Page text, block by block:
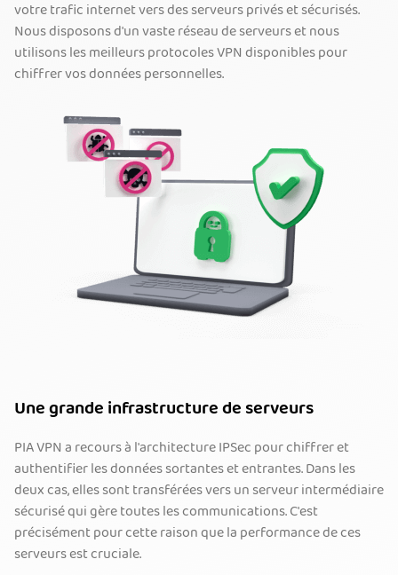
votre trafic internet vers des serveurs privés et sécurisés.
Nous disposons d'un vaste réseau de serveurs et nous
utilisons les meilleurs protocoles VPN disponibles pour
chiffrer vos données personnelles.
Une grande infrastructure de serveurs
PIA VPN a recours à l'architecture IPSec pour chiffrer et
authentifier les données sortantes et entrantes. Dans les
deux cas, elles sont transférées vers un serveur intermédiaire
sécurisé qui gère toutes les communications. C'est
précisément pour cette raison que la performance de ces
serveurs est cruciale.